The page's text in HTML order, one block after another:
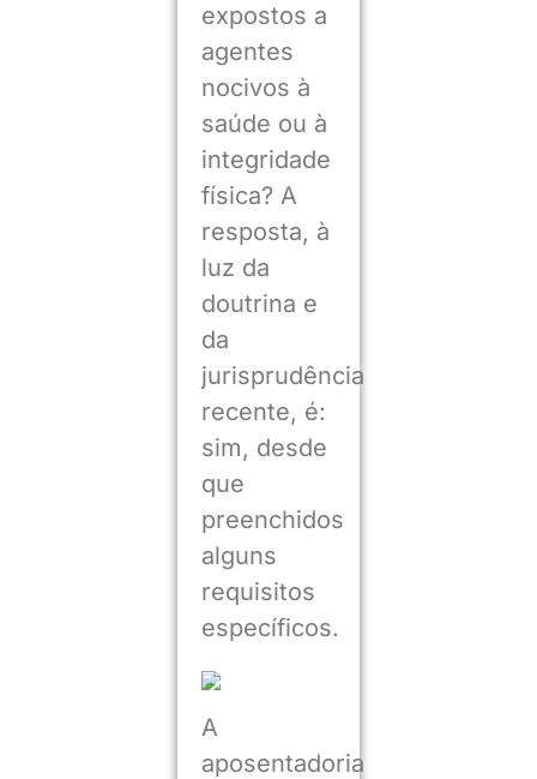
expostos a
agentes
nocivos à
saúde ou à
integridade
física? A
resposta, à
luz da
doutrina e
da
jurisprudência
recente, é:
sim, desde
que
preenchidos
alguns
requisitos
específicos.
A
aposentadoria